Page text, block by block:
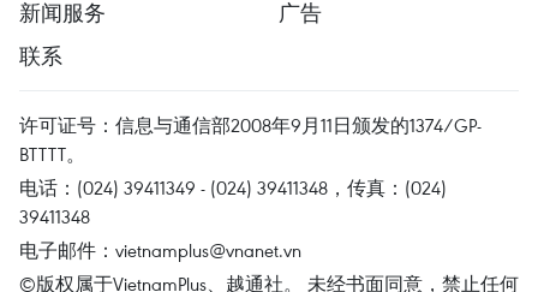
新闻服务
广告
联系
许可证号：信息与通信部2008年9月11日颁发的1374/GP-
BTTTT。
电话：(024) 39411349 - (024) 39411348，传真：(024)
39411348
电子邮件： vietnamplus@vnanet.vn
©版权属于VietnamPlus、越通社。 未经书面同意，禁止任何